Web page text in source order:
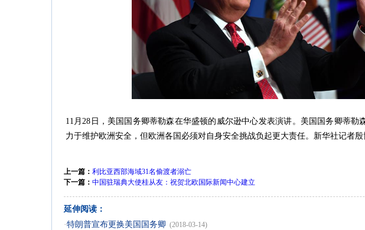
11月28日，美国国务卿蒂勒森在华盛顿的威尔逊中心发表演讲。美国国务卿蒂勒
力于维护欧洲安全，但欧洲各国必须对自身安全挑战负起更大责任。新华社记者
上一篇： 利比亚西部海域31名偷渡者溺亡
下一篇： 中国驻瑞典大使桂从友：祝贺北欧国际新闻中心建立
延伸阅读：
·特朗普宣布更换美国国务卿 (2018-03-14)